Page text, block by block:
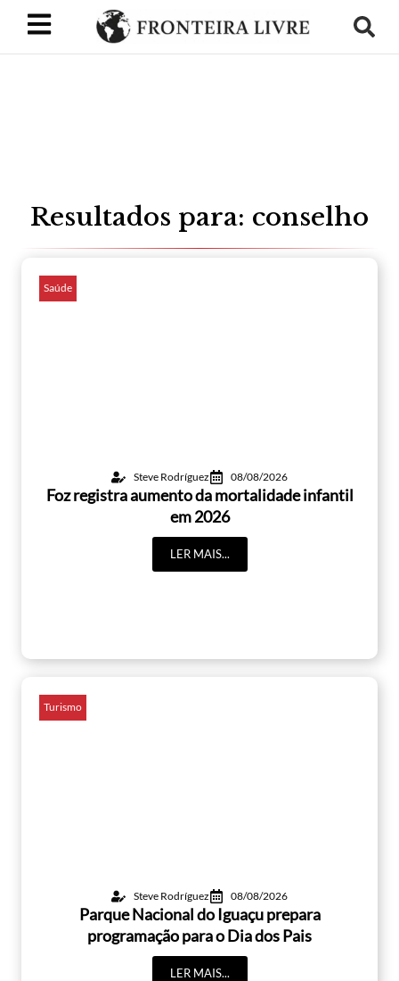
Resultados para: conselho
Saúde
Steve Rodríguez 08/08/2026
Foz registra aumento da mortalidade infantil
em 2026
LER MAIS...
Turismo
Steve Rodríguez 08/08/2026
Parque Nacional do Iguaçu prepara
programação para o Dia dos Pais
LER MAIS...